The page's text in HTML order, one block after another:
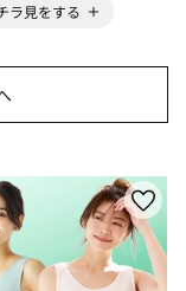
ラ見をする